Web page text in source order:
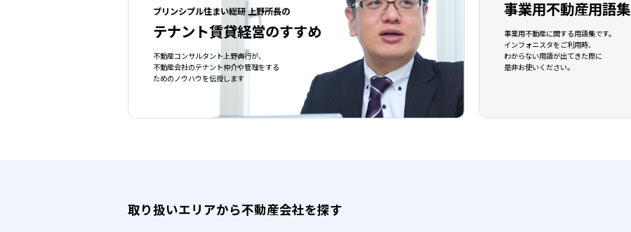
プリンシプル住まい総研 上野所長の
テナント賃貸経営のすすめ
不動産コンサルタント上野典行が、
不動産会社のテナント仲介や管理をする
ためのノウハウを伝授します
事業用不動産用語集
事業用不動産に関する用語集です。
インフォニスタをご利用時、
わからない用語が出てきた際に
是非お使いください。
取り扱いエリアから不動産会社を探す